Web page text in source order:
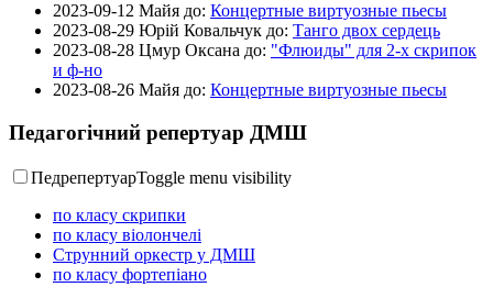
2023-09-12 Майя до: Концертные виртуозные пьесы
2023-08-29 Юрій Ковальчук до: Танго двох сердець
2023-08-28 Цмур Оксана до: "Флюиды" для 2-х скрипок
и ф-но
2023-08-26 Майя до: Концертные виртуозные пьесы
Педагогічний репертуар ДМШ
ПедрепертуарToggle menu visibility
по класу скрипки
по класу віолончелі
Струнний оркестр у ДМШ
по класу фортепіано